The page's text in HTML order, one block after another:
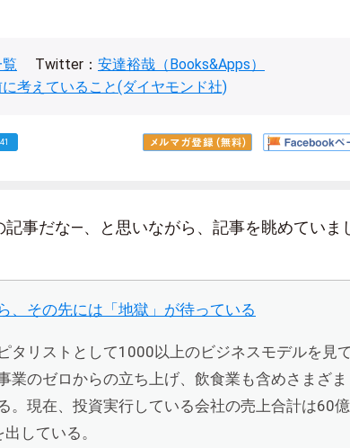
Twitter： 安達裕哉（Books&Apps）
考えていること(ダイヤモンド社)
41
記事だな―、と思いながら、記事を眺めていま
、その先には「地獄」が待っている
タリストとして1000以上のビジネスモデルを見て
業のゼロからの立ち上げ、飲食業も含めさまざま
。現在、投資実行している会社の売上合計は60億
している。